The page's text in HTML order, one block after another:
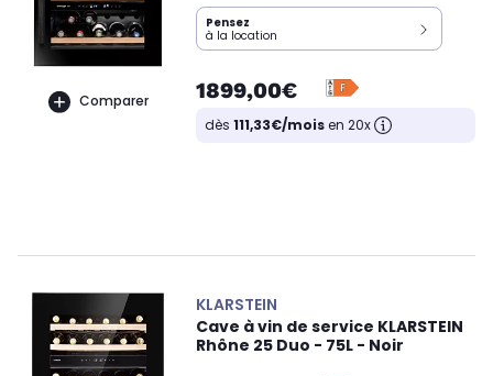
Comparer
Pensez
à la location
1899,00€
dès 111,33€/moisen 20x
KLARSTEIN
Cave à vin de service KLARSTEIN
Rhône 25 Duo - 75L - Noir